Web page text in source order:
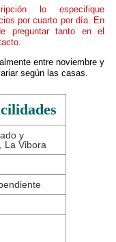
lo especifique
por cuarto por día. En
preguntar tanto en el
entre noviembre y
según las casas.
y
La Vibora